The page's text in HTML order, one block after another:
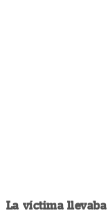
La víctima llevaba